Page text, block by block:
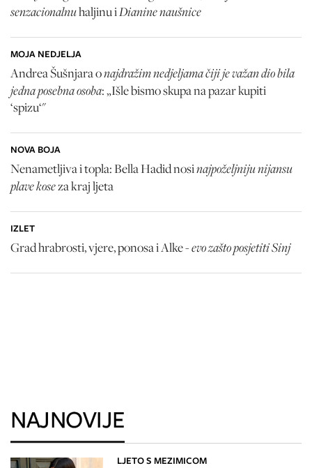
senzacionalnuhaljinu iDianine naušnice
MOJA NEDJELJA
Andrea Šušnjara onajdražim nedjeljama čiji je važan dio bila
jedna posebna osoba: „Išle bismo skupa na pazar kupiti
‘spizu‘"
NOVA BOJA
Nenametljiva i topla: Bella Hadid nosinajpoželjniju nijansu
plave koseza kraj ljeta
IZLET
Grad hrabrosti, vjere, ponosa i Alke -evo zašto posjetiti Sinj
NAJNOVIJE
LJETO S MEZIMICOM